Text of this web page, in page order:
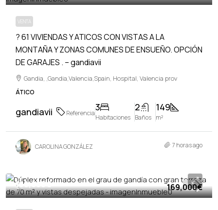
VENTA
? 61 VIVIENDAS Y ATICOS CON VISTAS A LA
MONTAÑA Y ZONAS COMUNES DE ENSUEÑO. OPCIÓN
DE GARAJES . – gandiavii
Gandia, ,Gandia,Valencia,Spain, Hospital, Valencia prov
ÁTICO
gandiavii Referencia
3
Habitaciones
2
Baños
149
m²
CAROLINA GONZÁLEZ 7 horas ago
VENTA
169,000€ 169,000€